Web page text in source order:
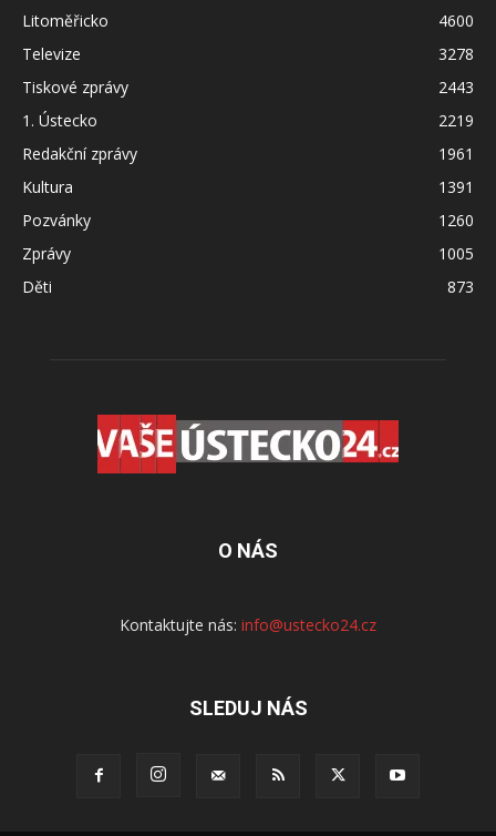
Litoměřicko
4600
Televize
3278
Tiskové zprávy
2443
1. Ústecko
2219
Redakční zprávy
1961
Kultura
1391
Pozvánky
1260
Zprávy
1005
Děti
873
O NÁS
Kontaktujte nás: info@ustecko24.cz
SLEDUJ NÁS